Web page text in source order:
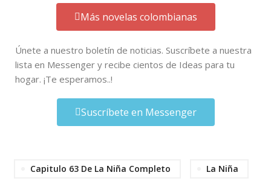
Más novelas colombianas
Únete a nuestro boletín de noticias. Suscríbete a nuestra
lista en Messenger y recibe cientos de Ideas para tu
hogar. ¡Te esperamos..!
Suscríbete en Messenger
Capitulo 63 De La Niña Completo La Niña